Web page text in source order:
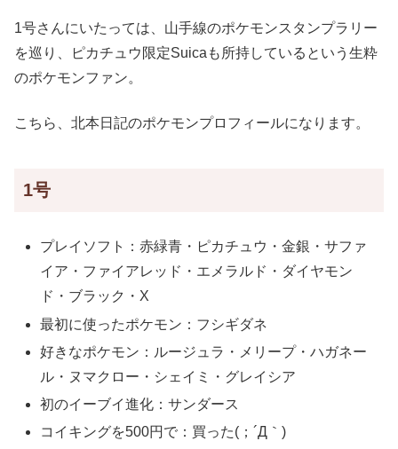
1号さんにいたっては、山手線のポケモンスタンプラリー
を巡り、ピカチュウ限定Suicaも所持しているという生粋
のポケモンファン。
こちら、北本日記のポケモンプロフィールになります。
1号
プレイソフト：赤緑青・ピカチュウ・金銀・サファ
イア・ファイアレッド・エメラルド・ダイヤモン
ド・ブラック・X
最初に使ったポケモン：フシギダネ
好きなポケモン：ルージュラ・メリープ・ハガネー
ル・ヌマクロー・シェイミ・グレイシア
初のイーブイ進化：サンダース
コイキングを500円で：買った(；´Д｀)